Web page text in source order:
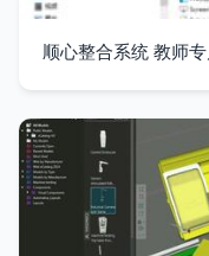
顺心整合系统 教师